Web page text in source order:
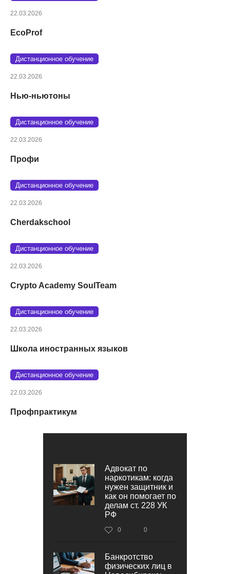
22.03.2026
EcoProf
Дистанционное обучение
22.03.2026
Нью-ньютоны
Дистанционное обучение
22.03.2026
Профи
Дистанционное обучение
22.03.2026
Cherdakschool
Дистанционное обучение
22.03.2026
Crypto Academy SoulTeam
Дистанционное обучение
22.03.2026
Школа иностранных языков
Дистанционное обучение
22.03.2026
Профпрактикум
Адвокат по
наркотикам: когда
нужен защитник и
как он помогает по
делам ст. 228 УК
РФ
0 0
Банкротство
физических лиц в